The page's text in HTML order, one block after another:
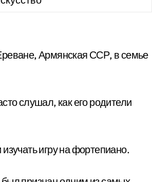
Армянская ССР, в семье
слушал, как его родители
игру на фортепиано.